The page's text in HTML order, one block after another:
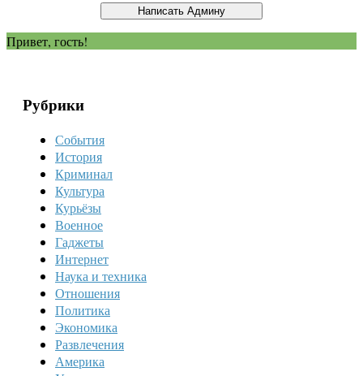
Привет, гость!
Рубрики
События
История
Криминал
Культура
Курьёзы
Военное
Гаджеты
Интернет
Наука и техника
Отношения
Политика
Экономика
Развлечения
Америка